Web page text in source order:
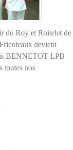
du Roy et Roitelet de
devient
BENNETOT LPB
toutes nos